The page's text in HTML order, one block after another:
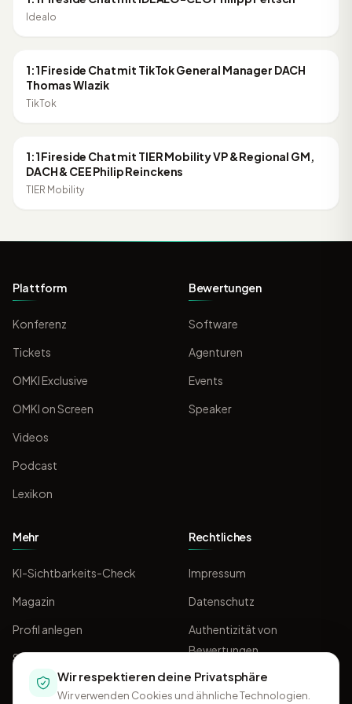
Idealo
50:26
ONLINE MARKETING
1:1 Fireside Chat mit TikTok General Manager DACH
Thomas Wlazik
TikTok
56:43
ONLINE MARKETING
1:1 Fireside Chat mit TIER Mobility VP & Regional GM,
DACH & CEE Philip Reinckens
TIER Mobility
Plattform
Konferenz
Tickets
OMKI Exclusive
OMKI on Screen
Videos
Podcast
Lexikon
Bewertungen
Software
Agenturen
Events
Speaker
Mehr
KI-Sichtbarkeits-Check
Magazin
Profil anlegen
Sponsoring
Rechtliches
Impressum
Datenschutz
Authentizität von
Bewertungen
AGB
Wir respektieren deine Privatsphäre
Wir verwenden Cookies und ähnliche Technologien.